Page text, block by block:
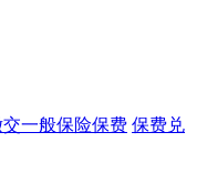
交一般保险保费 保费兑